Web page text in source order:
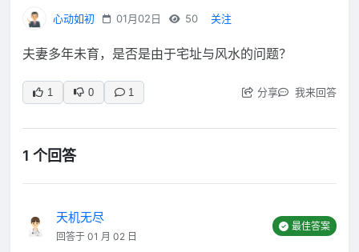
心动如初 01月02日 50 关注
夫妻多年未育，是否是由于宅址与风水的问题？
1 0 1 分享 我来回答
1 个回答
天机无尽
回答于 01 月 02 日
最佳答案